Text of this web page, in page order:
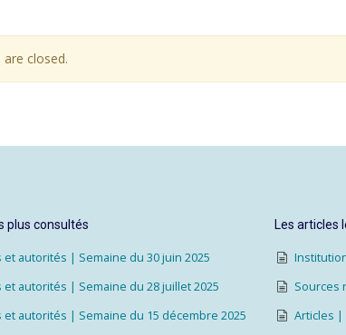
closed.
plus consultés
autorités | Semaine du 30 juin 2025
autorités | Semaine du 28 juillet 2025
autorités | Semaine du 15 décembre 2025
Les articles
Sources
Articles |